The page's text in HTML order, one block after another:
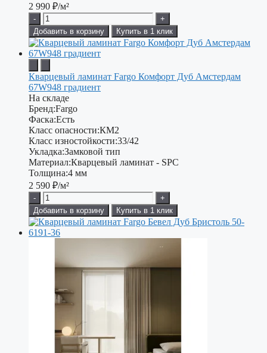
2 990 ₽/м²
-
+
Добавить в корзину
Купить в 1 клик
Кварцевый ламинат Fargo Комфорт Дуб Амстердам
67W948 градиент
На складе
Бренд:Fargo
Фаска:Есть
Класс опасности:КМ2
Класс изностойкости:33/42
Укладка:Замковой тип
Материал:Кварцевый ламинат - SPC
Толщина:4 мм
2 590 ₽/м²
-
+
Добавить в корзину
Купить в 1 клик